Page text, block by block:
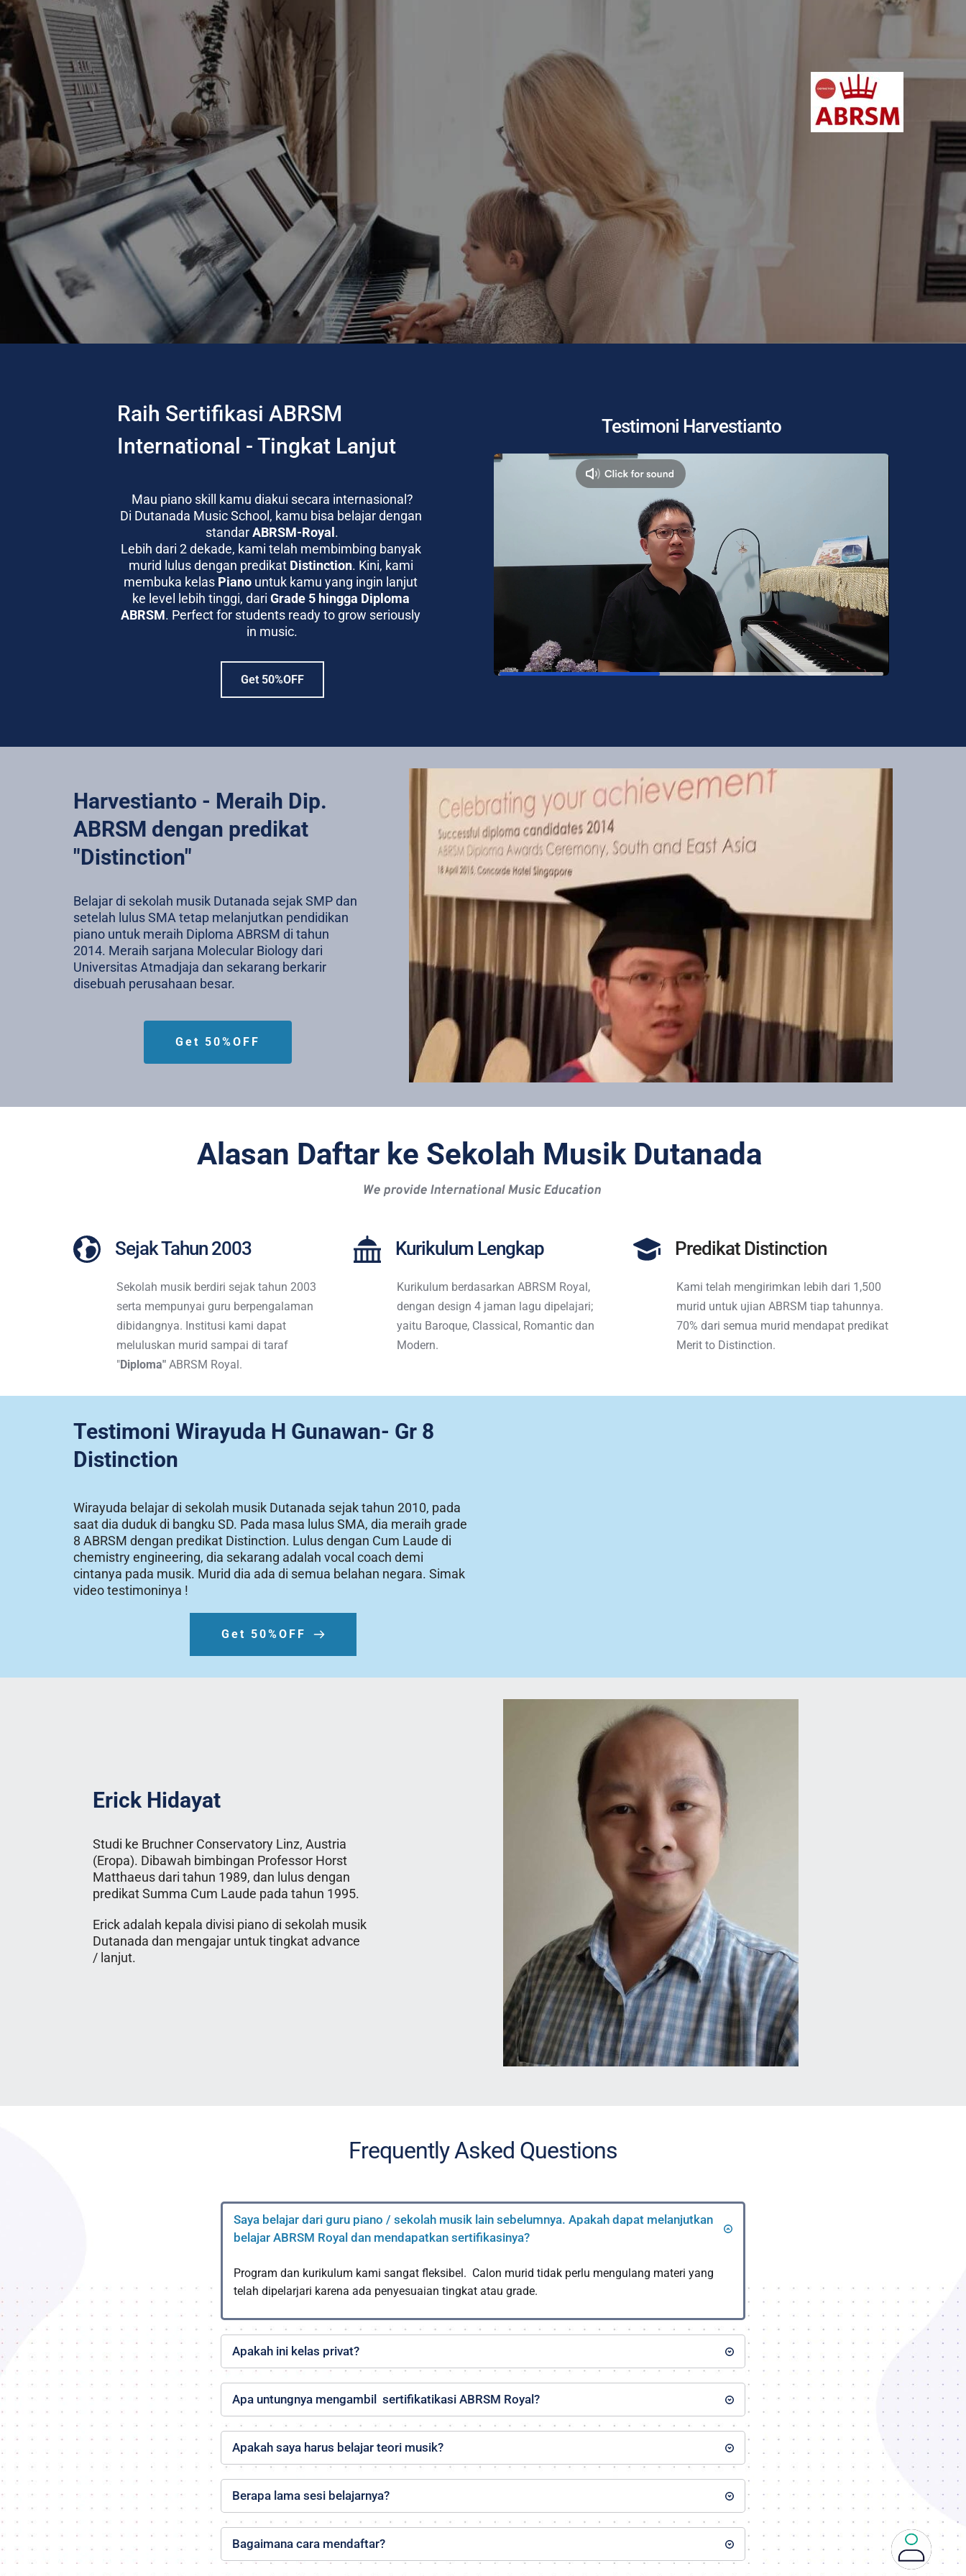
Raih Sertifikasi ABRSM
International - Tingkat Lanjut
Mau piano skill kamu diakui secara internasional?
Di Dutanada Music School, kamu bisa belajar dengan
standar ABRSM-Royal.
Lebih dari 2 dekade, kami telah membimbing banyak
murid lulus dengan predikat Distinction. Kini, kami
membuka kelas Piano untuk kamu yang ingin lanjut
ke level lebih tinggi, dari Grade 5 hingga Diploma
ABRSM. Perfect for students ready to grow seriously
in music.
Get 50%OFF
Testimoni Harvestianto
Harvestianto - Meraih Dip.
ABRSM dengan predikat
"Distinction"
Belajar di sekolah musik Dutanada sejak SMP dan
setelah lulus SMA tetap melanjutkan pendidikan
piano untuk meraih Diploma ABRSM di tahun
2014. Meraih sarjana Molecular Biology dari
Universitas Atmadjaja dan sekarang berkarir
disebuah perusahaan besar.
Get 50%OFF
Alasan Daftar ke Sekolah Musik Dutanada
We provide International Music Education
Sejak Tahun 2003
Sekolah musik berdiri sejak tahun 2003
serta mempunyai guru berpengalaman
dibidangnya. Institusi kami dapat
meluluskan murid sampai di taraf
"Diploma" ABRSM Royal.
Kurikulum Lengkap
Kurikulum berdasarkan ABRSM Royal,
dengan design 4 jaman lagu dipelajari;
yaitu Baroque, Classical, Romantic dan
Modern.
Predikat Distinction
Kami telah mengirimkan lebih dari 1,500
murid untuk ujian ABRSM tiap tahunnya.
70% dari semua murid mendapat predikat
Merit to Distinction.
Testimoni Wirayuda H Gunawan- Gr 8
Distinction
Wirayuda belajar di sekolah musik Dutanada sejak tahun 2010, pada
saat dia duduk di bangku SD. Pada masa lulus SMA, dia meraih grade
8 ABRSM dengan predikat Distinction. Lulus dengan Cum Laude di
chemistry engineering, dia sekarang adalah vocal coach demi
cintanya pada musik. Murid dia ada di semua belahan negara. Simak
video testimoninya !
Get 50%OFF
Erick Hidayat
Studi ke Bruchner Conservatory Linz, Austria
(Eropa). Dibawah bimbingan Professor Horst
Matthaeus dari tahun 1989, dan lulus dengan
predikat Summa Cum Laude pada tahun 1995.
Erick adalah kepala divisi piano di sekolah musik
Dutanada dan mengajar untuk tingkat advance
/ lanjut.
Frequently Asked Questions
Saya belajar dari guru piano / sekolah musik lain sebelumnya. Apakah dapat melanjutkan
belajar ABRSM Royal dan mendapatkan sertifikasinya?
Program dan kurikulum kami sangat fleksibel.  Calon murid tidak perlu mengulang materi yang
telah dipelarjari karena ada penyesuaian tingkat atau grade.
Apakah ini kelas privat?
Semua kelas adalah privat, sehingga murid dapat berkembang sesuai dengan kemampuan bakat
dan belajarnya.
Apa untungnya mengambil  sertifikatikasi ABRSM Royal?
lebih dari 100 negara, dan tiap tahunnya diikuti lebih dari 650,00 murid di dunia. Apabila Anda
Apakah saya harus belajar teori musik?
satu yang wajib untuk murid di tingkat lanjut (advance). Tapi jangan kuatir, kelas kami me-
kombinasikan pelajaran praktek dan teori.
Berapa lama sesi belajarnya?
menit.
Bagaimana cara mendaftar?